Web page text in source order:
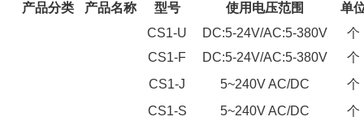
产品分类 产品名称 型号 使用电压范围 单
CS1-U DC:5-24V/AC:5-380V
个
CS1-F
DC:5-24V/AC:5-380V
个
CS1-J
5~240V AC/DC
个
CS1-S
5~240V AC/DC 个